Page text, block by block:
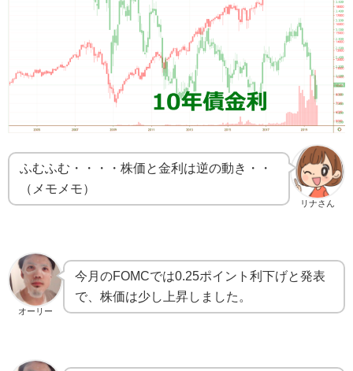
リナさん
ふむふむ・・・・株価と金利は逆の動き・・
（メモメモ）
オーリー
今月のFOMCでは0.25ポイント利下げと発表
で、株価は少し上昇しました。